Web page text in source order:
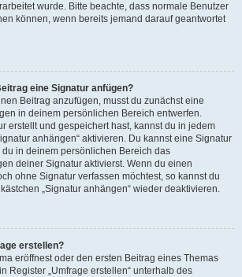
wurde. Bitte beachte, dass normale Benutzer
können, wenn bereits jemand darauf geantwortet
eine Signatur anfügen?
Beitrag anzufügen, musst du zunächst eine
in deinem persönlichen Bereich entwerfen.
erstellt und gespeichert hast, kannst du in jedem
anhängen“ aktivieren. Du kannst eine Signatur
in deinem persönlichen Bereich das
deiner Signatur aktivierst. Wenn du einen
ohne Signatur verfassen möchtest, so kannst du
„Signatur anhängen“ wieder deaktivieren.
erstellen?
eröffnest oder den ersten Beitrag eines Themas
Register „Umfrage erstellen“ unterhalb des